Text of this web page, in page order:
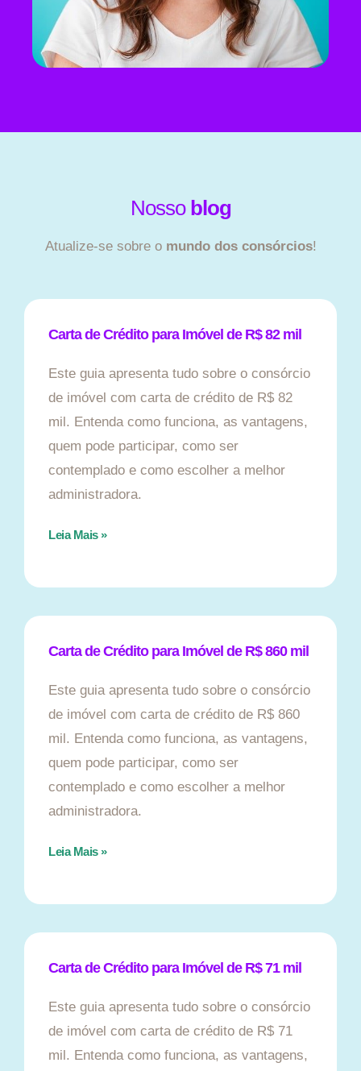
Nosso blog
Atualize-se sobre o mundo dos consórcios!
Carta de Crédito para Imóvel de R$ 82 mil
Este guia apresenta tudo sobre o consórcio
de imóvel com carta de crédito de R$ 82
mil. Entenda como funciona, as vantagens,
quem pode participar, como ser
contemplado e como escolher a melhor
administradora.
Leia Mais »
Carta de Crédito para Imóvel de R$ 860 mil
Este guia apresenta tudo sobre o consórcio
de imóvel com carta de crédito de R$ 860
mil. Entenda como funciona, as vantagens,
quem pode participar, como ser
contemplado e como escolher a melhor
administradora.
Leia Mais »
Carta de Crédito para Imóvel de R$ 71 mil
Este guia apresenta tudo sobre o consórcio
de imóvel com carta de crédito de R$ 71
mil. Entenda como funciona, as vantagens,